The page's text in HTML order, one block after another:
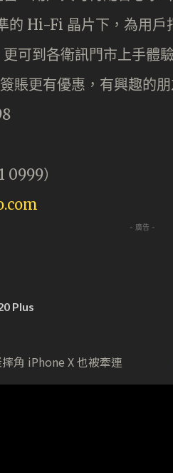
的 Hi-Fi 晶片下，為用戶
可到各衛訊門市上手體
更有優惠，有興趣的朋
）
- 廣告 -
Plus
角 iPhone X 也被牽連